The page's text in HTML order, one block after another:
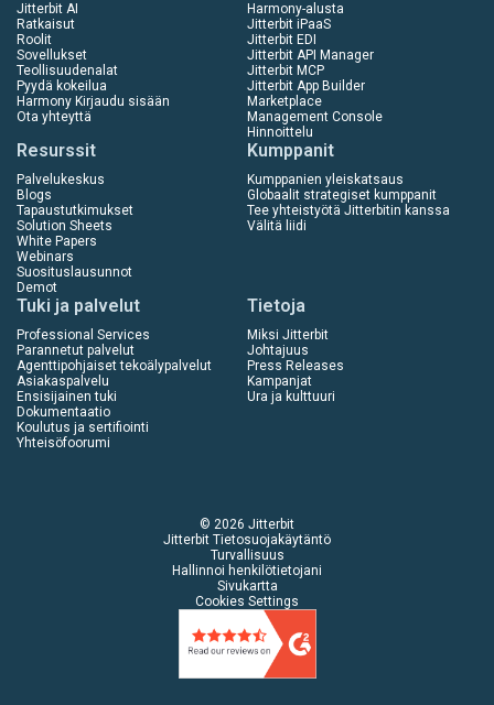
Jitterbit AI
Ratkaisut
Roolit
Sovellukset
Teollisuudenalat
Pyydä kokeilua
Harmony Kirjaudu sisään
Ota yhteyttä
Harmony-alusta
Jitterbit iPaaS
Jitterbit EDI
Jitterbit API Manager
Jitterbit MCP
Jitterbit App Builder
Marketplace
Management Console
Hinnoittelu
Resurssit
Palvelukeskus
Blogs
Tapaustutkimukset
Solution Sheets
White Papers
Webinars
Suosituslausunnot
Demot
Kumppanit
Kumppanien yleiskatsaus
Globaalit strategiset kumppanit
Tee yhteistyötä Jitterbitin kanssa
Välitä liidi
Tuki ja palvelut
Professional Services
Parannetut palvelut
Agenttipohjaiset tekoälypalvelut
Asiakaspalvelu
Ensisijainen tuki
Dokumentaatio
Koulutus ja sertifiointi
Yhteisöfoorumi
Tietoja
Miksi Jitterbit
Johtajuus
Press Releases
Kampanjat
Ura ja kulttuuri
© 2026 Jitterbit
Jitterbit Tietosuojakäytäntö
Turvallisuus
Hallinnoi henkilötietojani
Sivukartta
Cookies Settings